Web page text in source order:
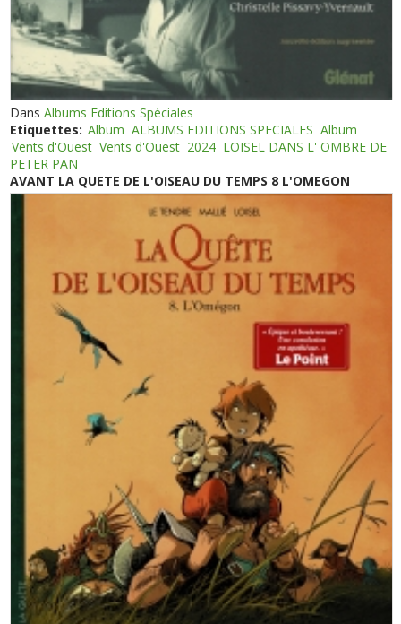
DansAlbums Editions Spéciales
Etiquettes: Album ALBUMS EDITIONS SPECIALES Album
Vents d'Ouest Vents d'Ouest 2024 LOISEL DANS L' OMBRE DE
PETER PAN
AVANT LA QUETE DE L'OISEAU DU TEMPS 8 L'OMEGON